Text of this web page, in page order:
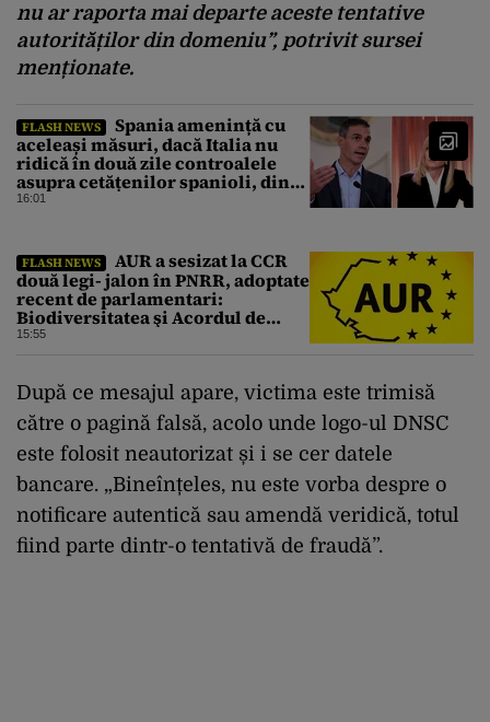
nu ar raporta mai departe acestetentative
autoritățilordin domeniu”, potrivit sursei
menționate.
FLASH NEWS
Spania amenință cu
aceleași măsuri, dacă Italia nu
ridică în două zile controalele
asupra cetățenilor spanioli, din
cauza crizei migrației
16:01
FLASH NEWS
AUR a sesizat la CCR
două legi- jalon în PNRR, adoptate
recent de parlamentari:
Biodiversitatea şi Acordul de
împrumut cu BIRD
15:55
După ce mesajul apare, victima este trimisă
către o pagină falsă, acolo unde logo-ul DNSC
este folosit neautorizat și i se cer datele
bancare. „Bineînțeles, nu este vorba despre o
notificare autentică sau amendă veridică, totul
fiind parte dintr-o tentativă de fraudă”.